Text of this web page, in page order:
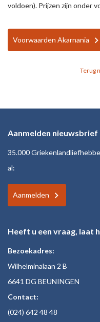
voldoen). Prijzen zijn onder
Voorwaarden Akarnania
Terug
Aanmelden nieuwsbrief
35.000
al:
Aanmelden
Heeft u een vraag, laat
Bezoekadres:
Wilhelminalaan 2 B
6641 DG BEUNINGEN
Contact:
(024) 642 48 48